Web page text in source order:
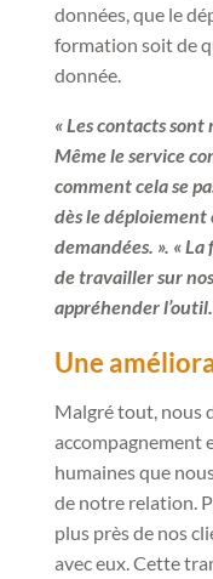
données, que le
formation soit de
donnée.
« Les contacts
Même le service
comment cela se
dès le déploiement
demandées. ». «
de travailler sur
appréhender
Une
Malgré tout, nous
accompagnement
humaines que
de notre relation.
plus près de nos
avec eux. Cette